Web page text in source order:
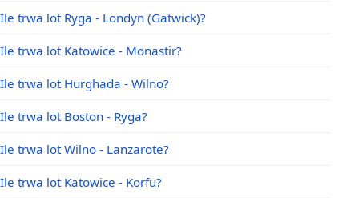
Ile trwa lot Ryga - Londyn (Gatwick)?
Ile trwa lot Katowice - Monastir?
Ile trwa lot Hurghada - Wilno?
Ile trwa lot Boston - Ryga?
Ile trwa lot Wilno - Lanzarote?
Ile trwa lot Katowice - Korfu?